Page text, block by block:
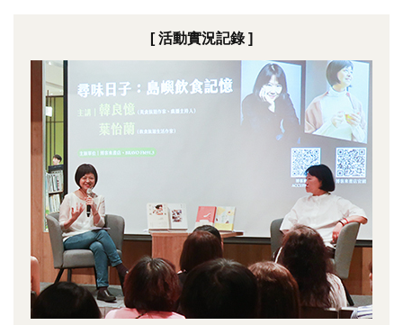
[ 活動實況記錄 ]